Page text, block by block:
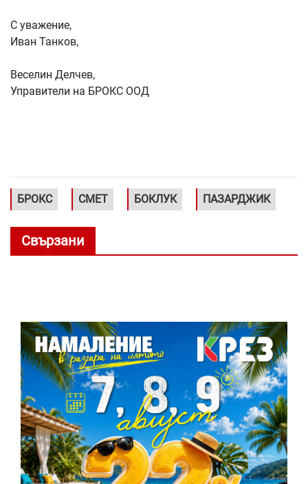
С уважение,
Иван Танков,
Веселин Делчев,
Управители на БРОКС ООД
БРОКС СМЕТ БОКЛУК ПАЗАРДЖИК
Свързани